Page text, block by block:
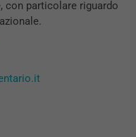
con particolare riguardo